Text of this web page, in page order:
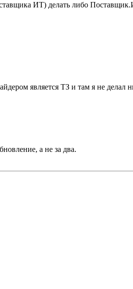
ИТ) делать либо
является ТЗ и там я не делал
а не за два.